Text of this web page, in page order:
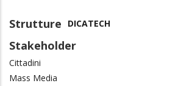
Strutture DICATECH
Stakeholder
Cittadini
Mass Media